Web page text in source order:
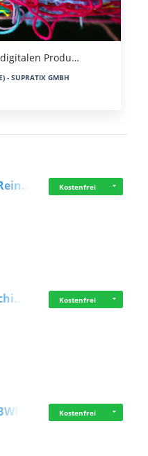
Produ…
- SUPRATIX GMBH
Kostenfrei
Kostenfrei
Kostenfrei